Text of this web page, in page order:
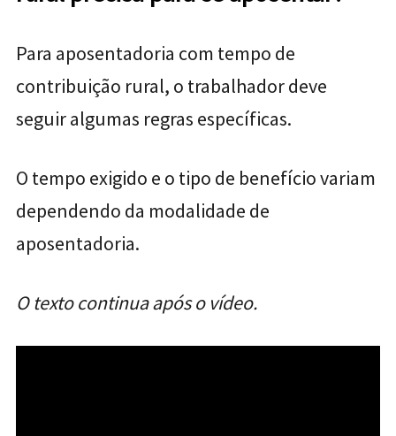
Para aposentadoria com tempo de
contribuição rural, o trabalhador deve
seguir algumas regras específicas.
O tempo exigido e o tipo de benefício variam
dependendo da modalidade de
aposentadoria.
O texto continua após o vídeo.